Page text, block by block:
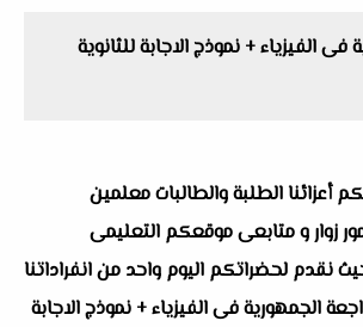
الفيزياء + نموذج الاجابة للثانوية
أعزائنا الطلبة والطالبات معلمين
زوار و متابعى موقعكم التعليمى
نقدم لحضراتكم اليوم واحد من انفراداتنا
الجمهورية فى الفيزياء + نموذج الاجابة